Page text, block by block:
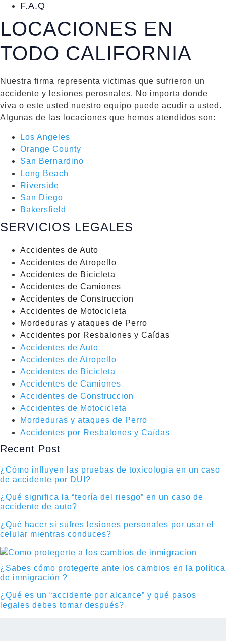
F.A.Q
LOCACIONES EN
TODO CALIFORNIA
Nuestra firma representa victimas que sufrieron un
accidente y lesiones perosnales. No importa donde
viva o este usted nuestro equipo puede acudir a usted.
Algunas de las locaciones que hemos atendidos son:
Los Angeles
Orange County
San Bernardino
Long Beach
Riverside
San Diego
Bakersfield
SERVICIOS LEGALES
Accidentes de Auto
Accidentes de Atropello
Accidentes de Bicicleta
Accidentes de Camiones
Accidentes de Construccion
Accidentes de Motocicleta
Mordeduras y ataques de Perro
Accidentes por Resbalones y Caídas
Accidentes de Auto
Accidentes de Atropello
Accidentes de Bicicleta
Accidentes de Camiones
Accidentes de Construccion
Accidentes de Motocicleta
Mordeduras y ataques de Perro
Accidentes por Resbalones y Caídas
Recent Post
¿Cómo influyen las pruebas de toxicología en un caso
de accidente por DUI?
¿Qué significa la “teoría del riesgo” en un caso de
accidente de auto?
¿Qué hacer si sufres lesiones personales por usar el
celular mientras conduces?
¿Sabes cómo protegerte ante los cambios en la política
de inmigración ?
¿Qué es un “accidente por alcance” y qué pasos
legales debes tomar después?